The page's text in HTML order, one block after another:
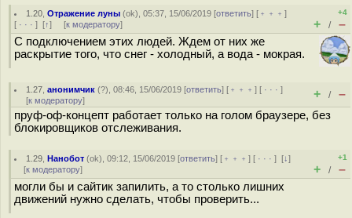
1.20 ,Отражение луны (ok), 05:37, 15/06/2019 [ответить] [ ﹢﹢﹢]
[ · · · ] [↑] [к модератору]
+4
+ / –
С подключением этих людей. Ждем от них же
раскрытие того, что снег - холодный, а вода - мокрая.
1.27 ,анонимчик (?), 08:46, 15/06/2019 [ответить] [ ﹢﹢﹢] [ · · ·]
[к модератору] + / –
пруф-оф-концепт работает только на голом браузере, без
блокировщиков отслеживания.
1.29 ,Нанобот (ok), 09:12, 15/06/2019 [ответить] [ ﹢﹢﹢] [ · · ·][↓]
[к модератору]
+1
+ / –
могли бы и сайтик запилить, а то столько лишних
движений нужно сделать, чтобы проверить...